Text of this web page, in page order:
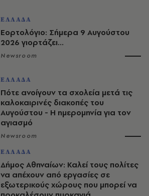
ΕΛΛΑΔΑ
Εορτολόγιο: Σήμερα 9 Αυγούστου
2026 γιορτάζει...
Newsroom
ΕΛΛΑΔΑ
Πότε ανοίγουν τα σχολεία μετά τις
καλοκαιρινές διακοπές του
Αυγούστου - Η ημερομηνία για τον
αγιασμό
Newsroom
ΕΛΛΑΔΑ
Δήμος Αθηναίων: Καλεί τους πολίτες
να απέχουν από εργασίες σε
εξωτερικούς χώρους που μπορεί να